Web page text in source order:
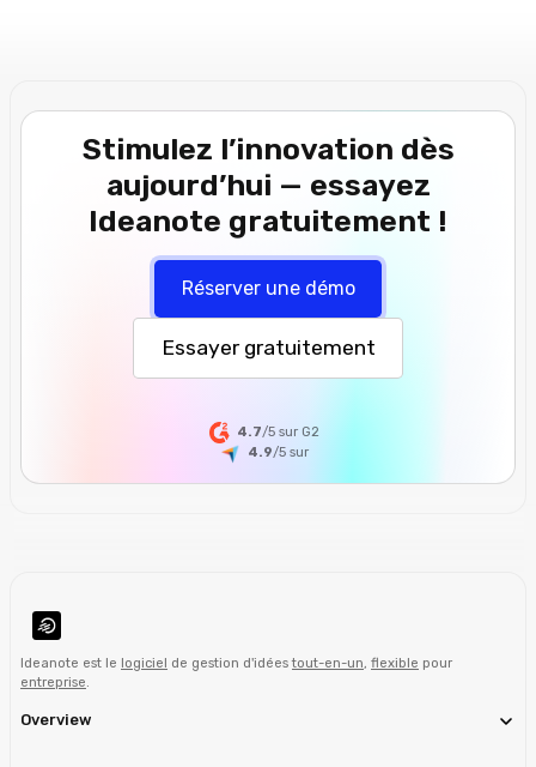
Stimulez l’innovation dès
aujourd’hui — essayez
Ideanote gratuitement !
Réserver une démo
Essayer gratuitement
4.7/5 sur G2
4.9/5sur
Ideanote est le logiciel de gestion d'idéestout-en-un, flexible pour
entreprise.
Overview